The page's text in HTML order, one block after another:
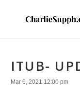
ITUB-
Mar 6, 2021 12:00 pm